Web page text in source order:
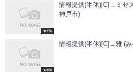
★半休
情報提供(半休)[C]→ミセ
神戸市)
★半休
情報提供(半休)[C]→雅 (み